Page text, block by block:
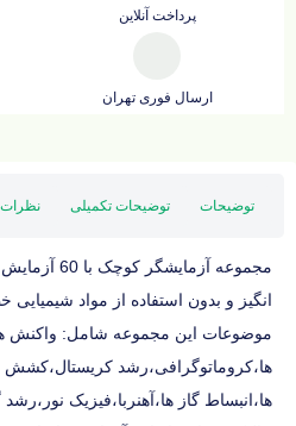
پرداخت آنلاین
ارسال فوری تهران
توضیحات توضیحات تکمیلی نظرات
مجموعه
انگیز و بدون استفاده از مواد
موضوعات این مجموعه شامل: واکنش
ها،کروماتوگرافی،رشد
ها،انبساط گاز ها،آهنربا،فیزیک